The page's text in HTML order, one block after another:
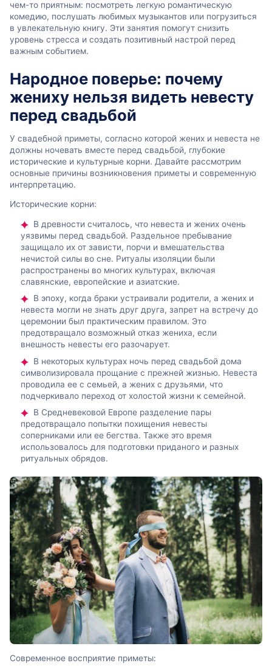
чем-то приятным: посмотреть легкую романтическую
комедию, послушать любимых музыкантов или погрузиться
в увлекательную книгу. Эти занятия помогут снизить
уровень стресса и создать позитивный настрой перед
важным событием.
Народное поверье: почему
жениху нельзя видеть невесту
перед свадьбой
У свадебной приметы, согласно которой жених и невеста не
должны ночевать вместе перед свадьбой, глубокие
исторические и культурные корни. Давайте рассмотрим
основные причины возникновения приметы и современную
интерпретацию.
Исторические корни:
В древности считалось, что невеста и жених очень
уязвимы перед свадьбой. Раздельное пребывание
защищало их от зависти, порчи и вмешательства
нечистой силы во сне. Ритуалы изоляции были
распространены во многих культурах, включая
славянские, европейские и азиатские.
В эпоху, когда браки устраивали родители, а жених и
невеста могли не знать друг друга, запрет на встречу до
церемонии был практическим правилом. Это
предотвращало возможный отказ жениха, если
внешность невесты его разочарует.
В некоторых культурах ночь перед свадьбой дома
символизировала прощание с прежней жизнью. Невеста
проводила ее с семьей, а жених с друзьями, что
подчеркивало переход от холостой жизни к семейной.
В Средневековой Европе разделение пары
предотвращало попытки похищения невесты
соперниками или ее бегства. Также это время
использовалось для подготовки приданого и разных
ритуальных обрядов.
Современное восприятие приметы: